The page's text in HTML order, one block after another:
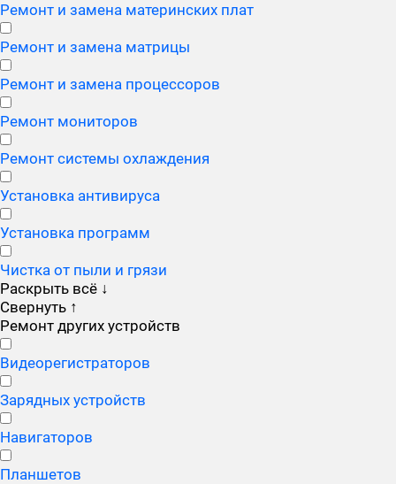
Ремонт и замена материнских плат
Ремонт и замена матрицы
Ремонт и замена процессоров
Ремонт мониторов
Ремонт системы охлаждения
Установка антивируса
Установка программ
Чистка от пыли и грязи
Раскрыть всё ↓
Свернуть ↑
Ремонт других устройств
Видеорегистраторов
Зарядных устройств
Навигаторов
Планшетов